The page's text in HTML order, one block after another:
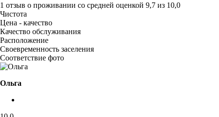
1 отзыв о проживании со средней оценкой 9,7 из 10,0
Чистота
Цена - качество
Качество обслуживания
Расположение
Своевременность заселения
Соответствие фото
Ольга